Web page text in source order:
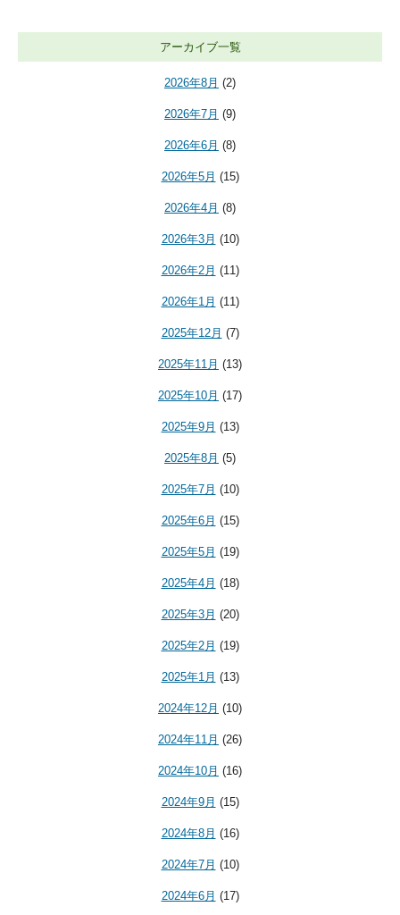
アーカイブ一覧
2026年8月 (2)
2026年7月 (9)
2026年6月 (8)
2026年5月 (15)
2026年4月 (8)
2026年3月 (10)
2026年2月 (11)
2026年1月 (11)
2025年12月 (7)
2025年11月 (13)
2025年10月 (17)
2025年9月 (13)
2025年8月 (5)
2025年7月 (10)
2025年6月 (15)
2025年5月 (19)
2025年4月 (18)
2025年3月 (20)
2025年2月 (19)
2025年1月 (13)
2024年12月 (10)
2024年11月 (26)
2024年10月 (16)
2024年9月 (15)
2024年8月 (16)
2024年7月 (10)
2024年6月 (17)